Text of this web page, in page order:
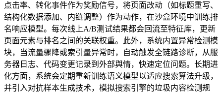
点击率、转化事件作为奖励信号，将页面改动（如标题重写、
结构化数据添加、内链调整）作为动作，在沙盒环境中训练排
名响应模型。每次线上A/B测试结果都会回流至特征库，更新
页面元素与排名之间的关联权重。此外，系统内置异常检测模
块，当流量骤降或索引量异常时，自动触发全链路诊断，从服
务器日志、代码变更记录到外部舆情，快速定位问题。长期进
化方面，系统会定期重新训练语义模型以适应搜索算法升级，
并引入对抗样本生成技术，模拟搜索引擎的垃圾内容检测规